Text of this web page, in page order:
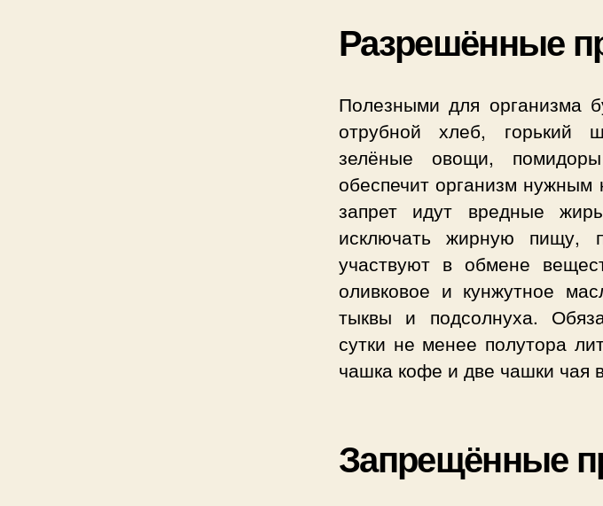
Разрешённые
Полезными для организма
отрубной хлеб, горький
зелёные овощи,
обеспечит организм нужным
запрет идут вредные
исключать жирную пищу,
участвуют в обмене
оливковое и кунжутное
тыквы и подсолнуха.
сутки не менее полутора
чашка кофе и две чашки чая
Запрещённые